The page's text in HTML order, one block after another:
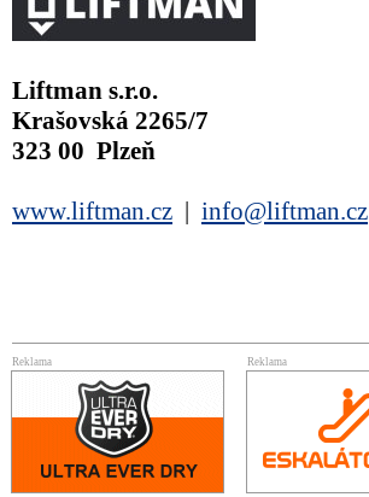
Liftman s.r.o.
Krašovská 2265/7
323 00 Plzeň
www.liftman.cz | info@liftman.cz
Reklama Reklama